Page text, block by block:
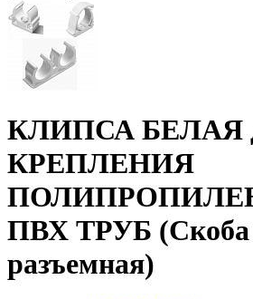
КЛИПСА БЕЛАЯ
КРЕПЛЕНИЯ
ПВХ ТРУБ (Скоба
разъемная)